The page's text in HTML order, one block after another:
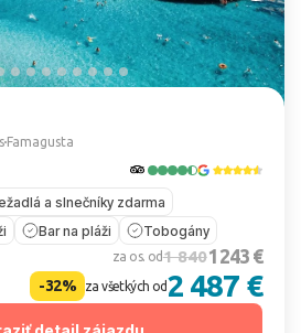
Famagusta
a slnečníky zdarma
Bar na pláži Tobogány
za os. od1 8401 243 €
-32% za všetkých od2 487 €